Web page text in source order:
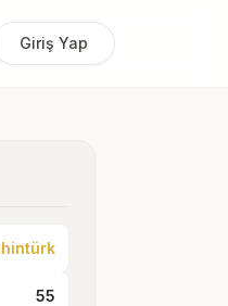
Giriş Yap
55